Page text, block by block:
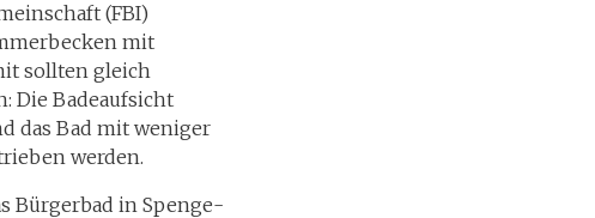
(FBI)
mit
sollten gleich
Die Badeaufsicht
das Bad mit weniger
werden.
Bürgerbad in Spenge-